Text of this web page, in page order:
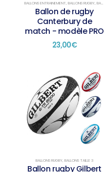
BALLONS ENTRAINEMENT, BALLONS RUGBY, BALLONS TAILLE 5
Ballon de rugby
Canterbury de
match - modèle PRO
23,00€
BALLONS RUGBY, BALLONS TAILLE 3
Ballon rugby Gilbert